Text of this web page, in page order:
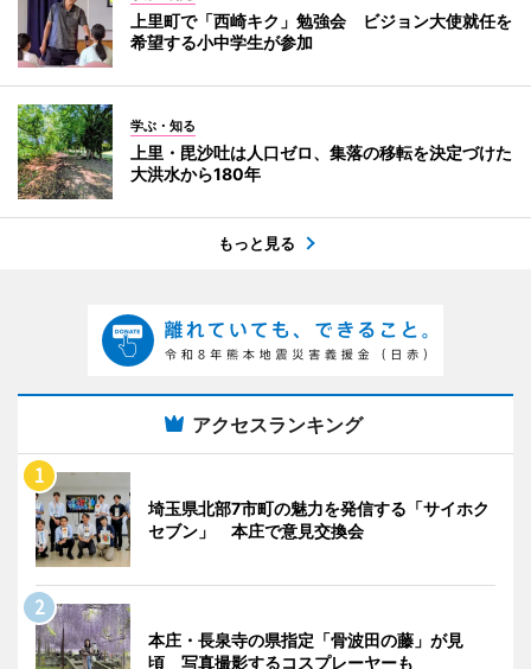
上里町で「西崎キク」勉強会 ビジョン大使就任を
希望する小中学生が参加
学ぶ・知る
上里・毘沙吐は人口ゼロ、集落の移転を決定づけた
大洪水から180年
もっと見る
アクセスランキング
埼玉県北部7市町の魅力を発信する「サイホク
セブン」 本庄で意見交換会
本庄・長泉寺の県指定「骨波田の藤」が見
頃 写真撮影するコスプレーヤーも